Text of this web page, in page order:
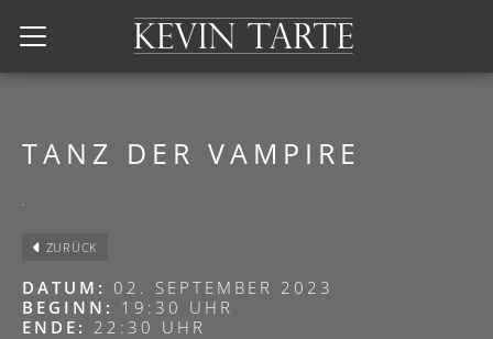
Kevin Tarte
TANZ DER VAMPIRE
ZURÜCK
DATUM: 02. SEPTEMBER 2023
BEGINN: 19:30 UHR
ENDE: 22:30 UHR